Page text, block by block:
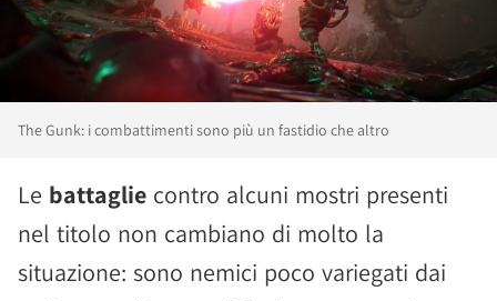
The Gunk: i combattimenti sono più un fastidio che altro
Le battaglie contro alcuni mostri presenti
nel titolo non cambiano di molto la
situazione: sono nemici poco variegati dai